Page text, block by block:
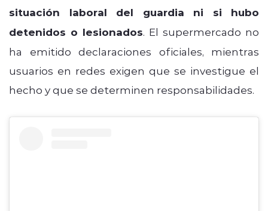
situación laboral del guardia ni si hubo
detenidos o lesionados. El supermercado no
ha emitido declaraciones oficiales, mientras
usuarios en redes exigen que se investigue el
hecho y que se determinen responsabilidades.